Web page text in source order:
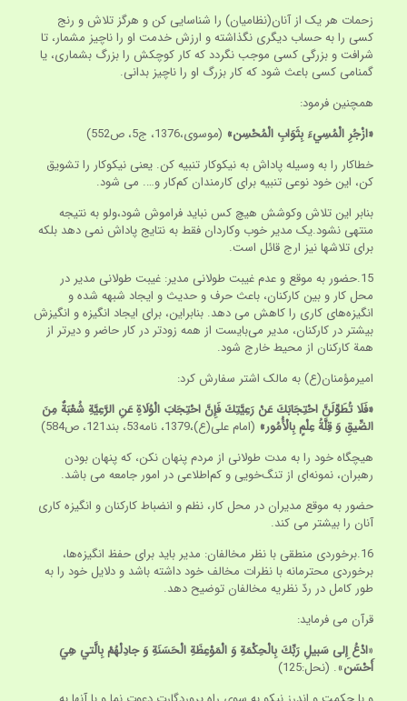
زحمات هر یک از آنان(نظامیان) را شناسایی کن و هرگز تلاش و رنج
کسی را به حساب دیگری نگذاشته و ارزش خدمت او را ناچیز مشمار، تا
شرافت و بزرگی کسی موجب نگردد که کار کوچکش را بزرگ بشماری، یا
گمنامی کسی باعث شود که کار بزرگ او را ناچیز بدانی.
همچنین فرمود:
«ازْجُرِ الْمُسِي‏ءَ بِثَوَابِ الْمُحْسِن» (موسوی،1376، ج5، ص552)
خطاکار را به وسیله پاداش به نیکوکار تنبیه کن. یعنی نیکوکار را تشویق
کن، این خود نوعی تنبیه برای کارمندان کم‌کار و…. می شود.
بنابر این تلاش وکوشش هیچ کس نباید فراموش شود،ولو به نتیجه
منتهی نشود.یک مدیر خوب وکاردان فقط به نتایج پاداش نمی دهد بلکه
برای تلاشها نیز ارج قائل است.
15.حضور به موقع و عدم غیبت طولانی مدیر: غیبت طولانی مدیر در
محل کار و بین کارکنان، باعث حرف و حدیث و ایجاد شبهه شده و
انگیزه‌های کاری را کاهش می دهد. بنابراین، برای ایجاد انگیزه و انگیزش
بیشتر در کارکنان، مدیر می‌بایست از همه زودتر در کار حاضر و دیرتر از
همة کارکنان از محیط خارج شود.
امیرمؤمنان(ع) به مالک اشتر سفارش کرد:
«فَلَا تُطَوِّلَنَّ احْتِجَابَكَ عَنْ رَعِيَّتِكَ فَإِنَّ احْتِجَابَ الْوُلَاةِ عَنِ الرَّعِيَّةِ شُعْبَةٌ مِنَ
الضِّيقِ وَ قِلَّةُ عِلْمٍ بِالْأُمُور» (امام علی(ع)،1379، نامه53، بند121، ص584)
هیچگاه خود را به مدت طولانی از مردم پنهان نکن، که پنهان بودن
رهبران، نمونه‌ای از تنگ‌خویی و کم‌اطلاعی در امور جامعه می باشد.
حضور به موقع مدیران در محل کار، نظم و انضباط کارکنان و انگیزه کاری
آنان را بیشتر می کند.
16.برخوردی منطقی با نظر مخالفان: مدیر باید برای حفظ انگیزه‌ها،
برخوردی محترمانه با نظرات مخالف خود داشته باشد و دلایل خود را به
طور کامل در ردّ نظریه مخالفان توضیح دهد.
قرآن می فرماید:
«ادْعُ إِلى‏ سَبيلِ رَبِّكَ بِالْحِكْمَةِ وَ الْمَوْعِظَةِ الْحَسَنَةِ وَ جادِلْهُمْ بِالَّتي‏ هِيَ
أَحْسَن‏». (نحل:125)